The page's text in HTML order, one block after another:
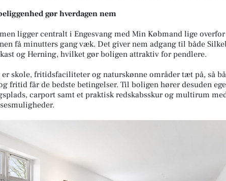
gør hverdagen nem
ligger centralt i Engesvang med Min Købmand lige
få minutters gang væk. Det giver nem adgang til både
og Herning, hvilket gør boligen attraktiv for pendlere.
skole, fritidsfaciliteter og naturskønne områder tæt på, så
fritid får de bedste betingelser. Til boligen hører desuden
carport samt et praktisk redskabsskur og multirum